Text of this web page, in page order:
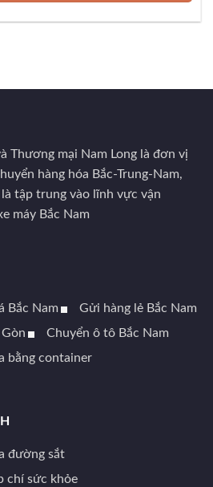
Thương mại Nam Long là đơn vị
hàng hóa Bắc-Trung-Nam,
tập trung vào lĩnh vực vận
máy Bắc Nam
Bắc Nam
Gửi hàng lẻ Bắc Nam
Chuyển ô tô Bắc Nam
bằng container
đường sắt
chí sức khỏe